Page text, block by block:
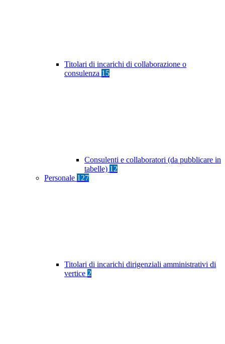
Titolari di incarichi di collaborazione o
consulenza 15
Consulenti e collaboratori (da pubblicare in
tabelle) 12
Personale 127
Titolari di incarichi dirigenziali amministrativi di
vertice 2